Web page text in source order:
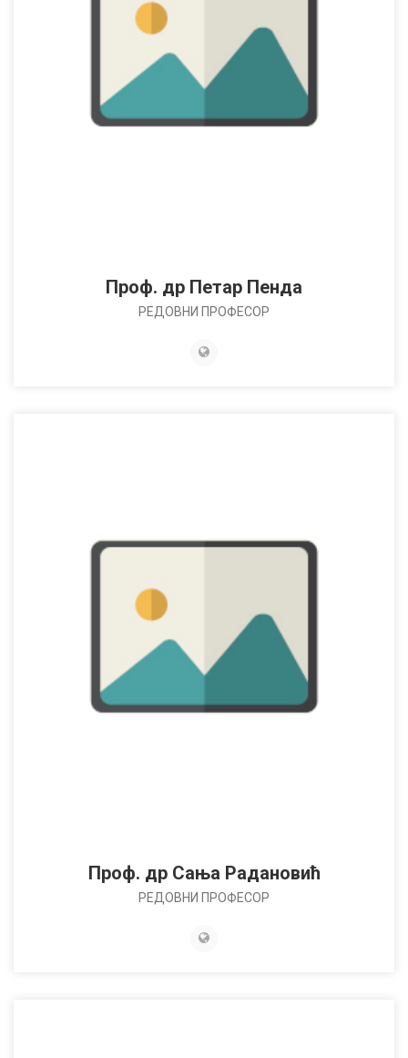
Проф. др Петар Пенда
РЕДОВНИ ПРОФЕСОР
Проф. др Сања Радановић
РЕДОВНИ ПРОФЕСОР